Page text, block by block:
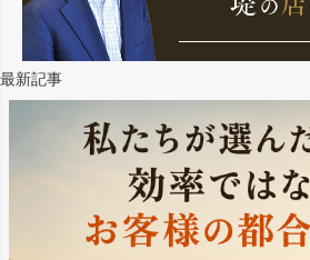
最新記事